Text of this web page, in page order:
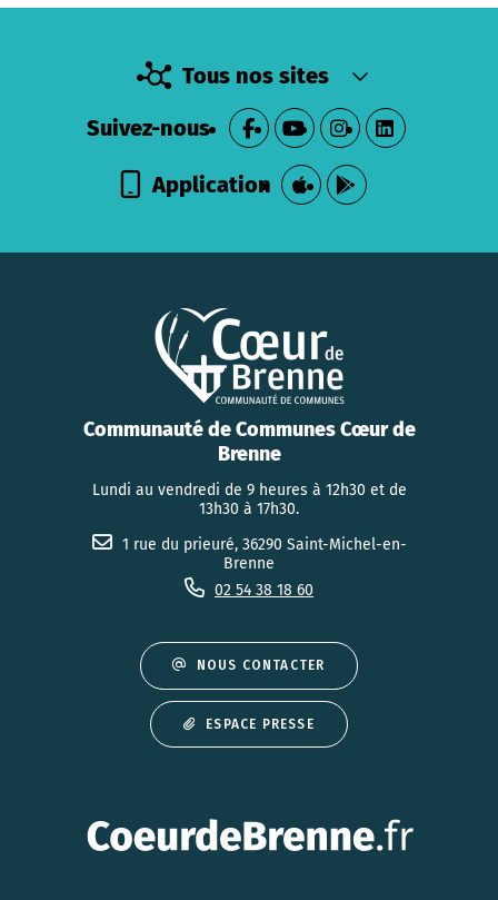
Tous nos sites
Suivez-nous
Application
Communauté de Communes Cœur de
Brenne
Lundi au vendredi de 9 heures à 12h30 et de
13h30 à 17h30.
1 rue du prieuré, 36290 Saint-Michel-en-
Brenne
02 54 38 18 60
NOUS CONTACTER
ESPACE PRESSE